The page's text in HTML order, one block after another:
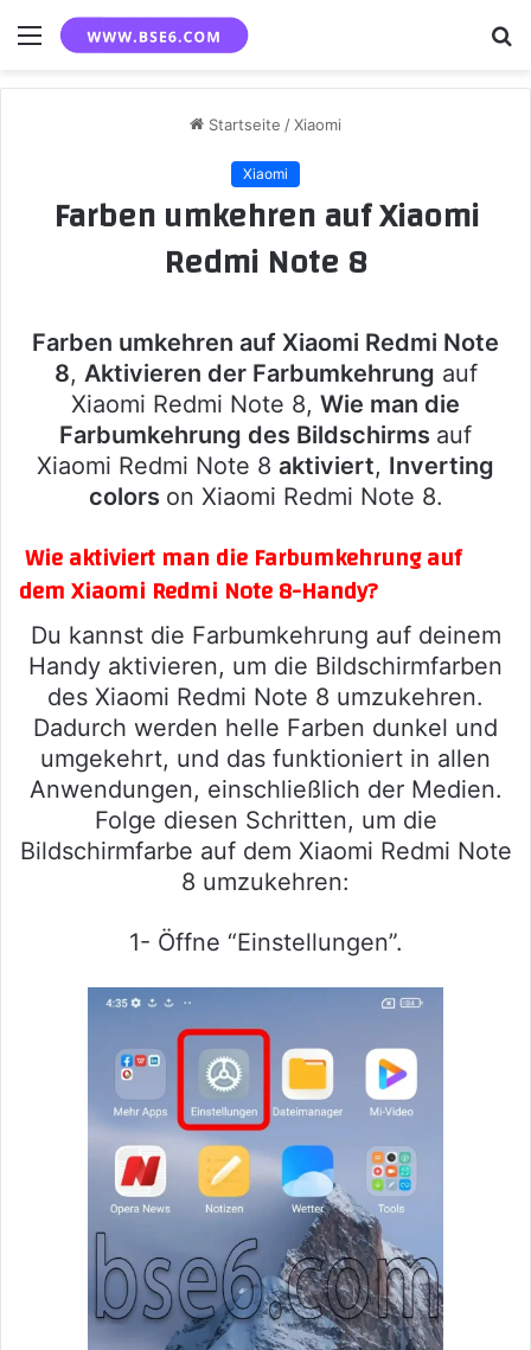
Menü
Startseite /Xiaomi
Xiaomi
Farben umkehren auf Xiaomi
Redmi Note 8
Farben umkehren auf Xiaomi Redmi Note
8, Aktivieren der Farbumkehrung auf
Xiaomi Redmi Note 8, Wie man die
Farbumkehrung des Bildschirms auf
Xiaomi Redmi Note 8 aktiviert, Inverting
colors on Xiaomi Redmi Note 8.
Wie aktiviert man die Farbumkehrung auf
dem Xiaomi Redmi Note 8-Handy?
Du kannst die Farbumkehrung auf deinem
Handy aktivieren, um die Bildschirmfarben
des Xiaomi Redmi Note 8 umzukehren.
Dadurch werden helle Farben dunkel und
umgekehrt, und das funktioniert in allen
Anwendungen, einschließlich der Medien.
Folge diesen Schritten, um die
Bildschirmfarbe auf dem Xiaomi Redmi Note
8 umzukehren:
1- Öffne “Einstellungen”.